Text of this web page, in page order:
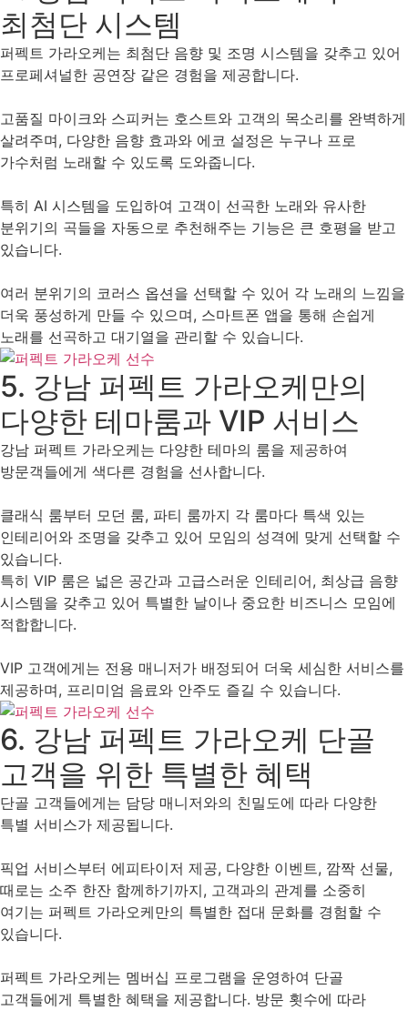
최첨단 시스템
퍼펙트 가라오케는 최첨단 음향 및 조명 시스템을 갖추고 있어
프로페셔널한 공연장 같은 경험을 제공합니다.
고품질 마이크와 스피커는 호스트와 고객의 목소리를 완벽하게
살려주며, 다양한 음향 효과와 에코 설정은 누구나 프로
가수처럼 노래할 수 있도록 도와줍니다.
특히 AI 시스템을 도입하여 고객이 선곡한 노래와 유사한
분위기의 곡들을 자동으로 추천해주는 기능은 큰 호평을 받고
있습니다.
여러 분위기의 코러스 옵션을 선택할 수 있어 각 노래의 느낌을
더욱 풍성하게 만들 수 있으며, 스마트폰 앱을 통해 손쉽게
노래를 선곡하고 대기열을 관리할 수 있습니다.
5. 강남 퍼펙트 가라오케만의
다양한 테마룸과 VIP 서비스
강남 퍼펙트 가라오케는 다양한 테마의 룸을 제공하여
방문객들에게 색다른 경험을 선사합니다.
클래식 룸부터 모던 룸, 파티 룸까지 각 룸마다 특색 있는
인테리어와 조명을 갖추고 있어 모임의 성격에 맞게 선택할 수
있습니다.
특히 VIP 룸은 넓은 공간과 고급스러운 인테리어, 최상급 음향
시스템을 갖추고 있어 특별한 날이나 중요한 비즈니스 모임에
적합합니다.
VIP 고객에게는 전용 매니저가 배정되어 더욱 세심한 서비스를
제공하며, 프리미엄 음료와 안주도 즐길 수 있습니다.
6. 강남 퍼펙트 가라오케 단골
고객을 위한 특별한 혜택
단골 고객들에게는 담당 매니저와의 친밀도에 따라 다양한
특별 서비스가 제공됩니다.
픽업 서비스부터 에피타이저 제공, 다양한 이벤트, 깜짝 선물,
때로는 소주 한잔 함께하기까지, 고객과의 관계를 소중히
여기는 퍼펙트 가라오케만의 특별한 접대 문화를 경험할 수
있습니다.
퍼펙트 가라오케는 멤버십 프로그램을 운영하여 단골
고객들에게 특별한 혜택을 제공합니다. 방문 횟수에 따라